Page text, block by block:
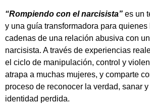
“Rompiendo con el narcisista” es un
y una guía transformadora para
cadenas de una relación abusiva con
narcisista. A través de experiencias
el ciclo de manipulación, control y
atrapa a muchas mujeres, y comparte
proceso de reconocer la verdad, sanar
identidad perdida.